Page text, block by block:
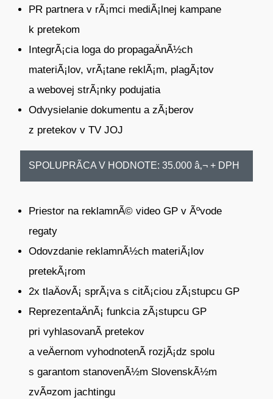
PR partnera v rÃ¡mci mediÃ¡lnej kampane
k pretekom
IntegrÃ¡cia loga do propagaÄnÃ½ch
materiÃ¡lov, vrÃ¡tane reklÃ¡m, plagÃ¡tov
a webovej strÃ¡nky podujatia
Odvysielanie dokumentu a zÃ¡berov
z pretekov v TV JOJ
SPOLUPRÃCA V HODNOTE: 35.000 â‚¬ + DPH
Priestor na reklamnÃ© video GP v Ãºvode
regaty
Odovzdanie reklamnÃ½ch materiÃ¡lov
pretekÃ¡rom
2x tlaÄovÃ¡ sprÃ¡va s citÃ¡ciou zÃ¡stupcu GP
ReprezentaÄnÃ¡ funkcia zÃ¡stupcu GP
pri vyhlasovanÃ­ pretekov
a veÄernom vyhodnotenÃ­ rozjÃ¡dz spolu
s garantom stanovenÃ½m SlovenskÃ½m
zvÃ¤zom jachtingu